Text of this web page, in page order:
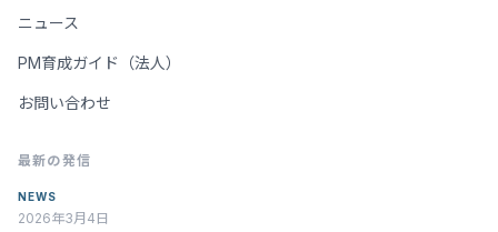
ニュース
PM育成ガイド（法人）
お問い合わせ
最新の発信
NEWS
2026年3月4日